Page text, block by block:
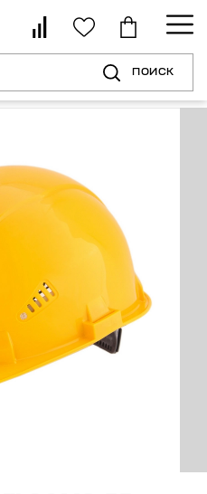
ПОИСК
Средства индивидуальной защиты